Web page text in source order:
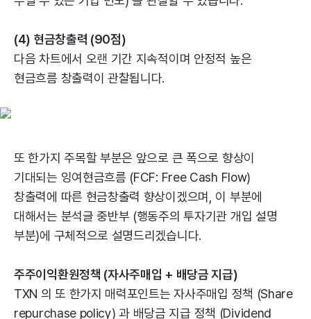
(4) 현금창출력 (90점)
다음 차트에서 오랜 기간 지속적이며 안정적 높은
현금흐름 창출력이 관찰됩니다.
또 한가지 주목할 부분은 앞으로 큰 폭으로 향상이
기대되는 잉여현금흐름 (FCF: Free Cash Flow)
창출력에 따른 현금창출력 향상이겠으며, 이 부분에
대해서는 분석글 중반부 (행동주의 투자기관 개입 설명
부분)에 구체적으로 설명드리겠습니다.
주주이익환원정책 (자사주매입 + 배당금 지급)
TXN 의 또 한가지 매력포인트는 자사주매입 정책 (Share
repurchase policy) 과 배당금 지급 정책 (Dividend